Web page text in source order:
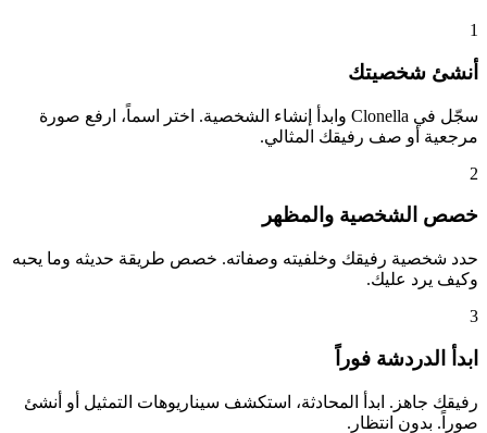
1
أنشئ شخصيتك
سجّل في Clonella وابدأ إنشاء الشخصية. اختر اسماً، ارفع صورة
مرجعية أو صف رفيقك المثالي.
2
خصص الشخصية والمظهر
حدد شخصية رفيقك وخلفيته وصفاته. خصص طريقة حديثه وما يحبه
وكيف يرد عليك.
3
ابدأ الدردشة فوراً
رفيقك جاهز. ابدأ المحادثة، استكشف سيناريوهات التمثيل أو أنشئ
صوراً. بدون انتظار.